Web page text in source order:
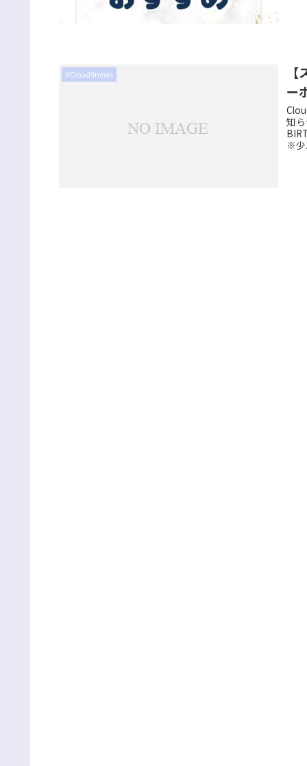
#Cloud9news
ー
知
※少